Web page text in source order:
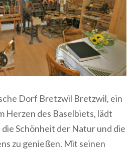
Dorf Bretzwil Bretzwil, ein
Herzen des Baselbiets, lädt
die Schönheit der Natur und die
zu genießen. Mit seinen